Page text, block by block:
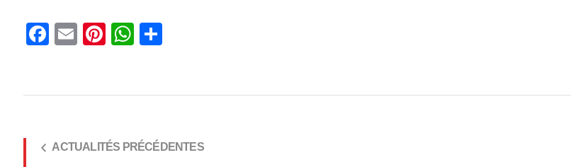
Facebook
Email PinterestWhatsApp
ACTUALITÉS PRÉCÉDENTES